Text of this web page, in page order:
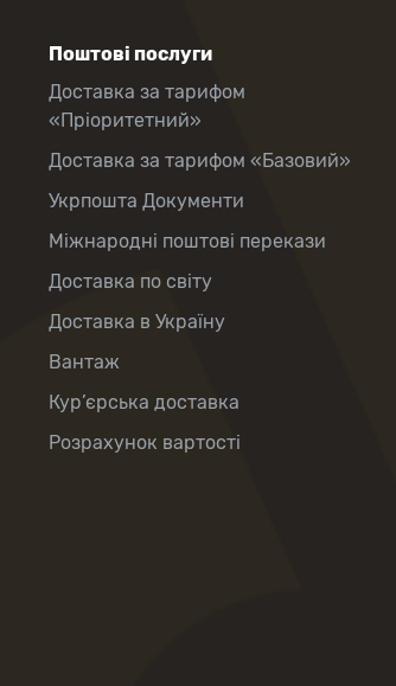
Поштові послуги
Доставка за тарифом
«Пріоритетний»
Доставка за тарифом «Базовий»
Укрпошта Документи
Міжнародні поштові перекази
Доставка по світу
Доставка в Україну
Вантаж
Кур’єрська доставка
Розрахунок вартості